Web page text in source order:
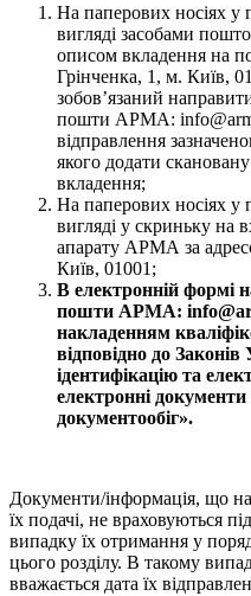
На паперових носіях
вигляді засобами
описом вкладення на
Грінченка, 1, м. Київ,
зобов’язаний
пошти АРМА:
відправлення
якого додати
вкладення;
На паперових носіях
вигляді у скриньку на
апарату АРМА за
Київ, 01001;
В електронній формі
пошти АРМА:
накладенням
відповідно до
ідентифікацію та
електронні
документообіг».
Документи/інформація, що
їх подачі, не враховуються
випадку їх отримання у
цього розділу. В такому
вважається дата їх